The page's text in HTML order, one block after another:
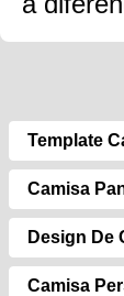
Template
Camisa
Design De
Camisa